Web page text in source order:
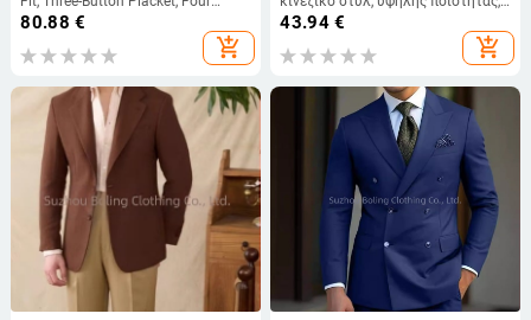
Seasons, Fall 2025
80.88 €
add_shopping_cart
με γιακά όρθιο, σακάκι με τρία
κουμπιά, πολυεστερικό ύφασμα
43.94€
add_shopping_cart